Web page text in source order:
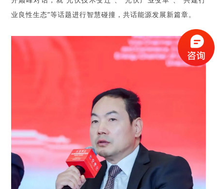
业良性生态”等话题进行智慧碰撞，共话能源发展新篇章。